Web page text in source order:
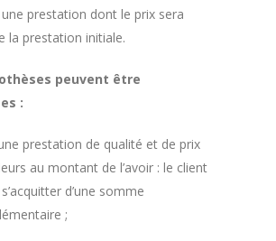
prestation dont le prix sera
la prestation initiale.
peuvent être
:
prestation de qualité et de prix
au montant de l’avoir : le client
d’une somme
;